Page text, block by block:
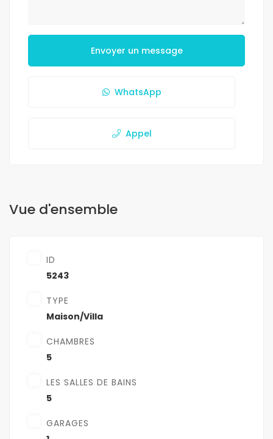
Envoyer un message
WhatsApp
Appel
Vue d'ensemble
ID
5243
TYPE
Maison/Villa
CHAMBRES
5
LES SALLES DE BAINS
5
GARAGES